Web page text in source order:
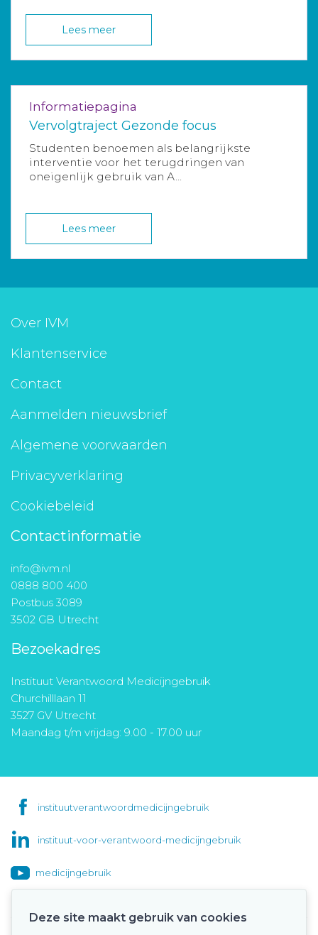
Lees meer
Informatiepagina
Vervolgtraject Gezonde focus
Studenten benoemen als belangrijkste
interventie voor het terugdringen van
oneigenlijk gebruik van A...
Lees meer
Over IVM
Klantenservice
Contact
Aanmelden nieuwsbrief
Algemene voorwaarden
Privacyverklaring
Cookiebeleid
Contactinformatie
info@ivm.nl
0888 800 400
Postbus 3089
3502 GB Utrecht
Bezoekadres
Instituut Verantwoord Medicijngebruik
Churchilllaan 11
3527 GV Utrecht
Maandag t/m vrijdag: 9.00 - 17.00 uur
instituutverantwoordmedicijngebruik
instituut-voor-verantwoord-medicijngebruik
medicijngebruik
Deze site maakt gebruik van cookies